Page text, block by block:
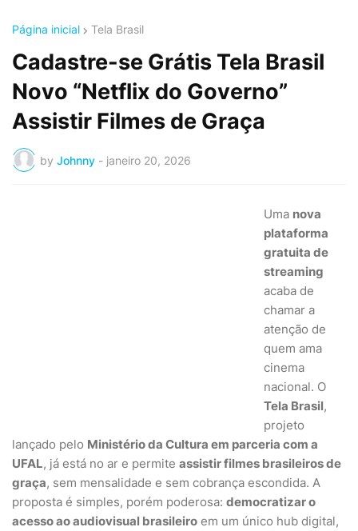
Página inicial Tela Brasil
Cadastre-se Grátis Tela Brasil
Novo “Netflix do Governo”
Assistir Filmes de Graça
by Johnny - janeiro 20, 2026
Uma nova
plataforma
gratuita de
streaming
acaba de
chamar a
atenção de
quem ama
cinema
nacional. O
Tela Brasil,
projeto
lançado pelo Ministério da Cultura em parceria com a
UFAL, já está no ar e permite assistir filmes brasileiros de
graça, sem mensalidade e sem cobrança escondida. A
proposta é simples, porém poderosa: democratizar o
acesso ao audiovisual brasileiro em um único hub digital,